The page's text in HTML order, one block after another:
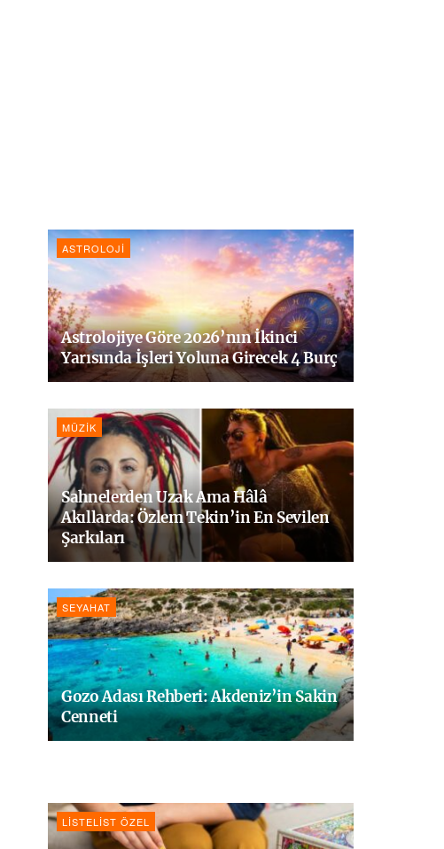
ASTROLOJI
Astrolojiye Göre 2026’nın İkinci
Yarısında İşleri Yoluna Girecek 4 Burç
MÜZIK
Sahnelerden Uzak Ama Hâlâ
Akıllarda: Özlem Tekin’in En Sevilen
Şarkıları
SEYAHAT
Gozo Adası Rehberi: Akdeniz’in Sakin
Cenneti
LISTELIST ÖZEL